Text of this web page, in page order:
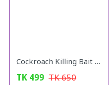
Cockroach Killing Bait Powder (5 pcs)
TK 499 TK650